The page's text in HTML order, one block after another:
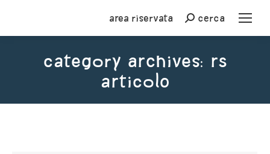
Area riservata Cercacerca
Category Archives: RS
Articolo